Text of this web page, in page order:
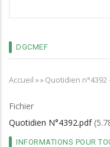
DGCMEF
Fil
d'Ariane
Accueil »»Quotidien n°4392
Fichier
Quotidien N°4392.pdf
INFORMATIONS POUR